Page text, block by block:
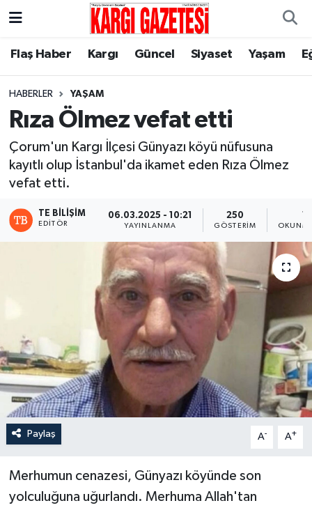
Flaş Haber Kargı Güncel Siyaset Yaşam
HABERLER YAŞAM
Rıza Ölmez vefat etti
Çorum'un Kargı İlçesi Günyazı köyü nüfusuna
kayıtlı olup İstanbul'da ikamet eden Rıza Ölmez
vefat etti.
TE BILIŞIM
EDITÖR
06.03.2025 - 10:21
YAYINLANMA
250
GÖSTERIM
1
Paylaş A- A+
Merhumun cenazesi, Günyazı köyünde son
yolculuğuna uğurlandı. Merhuma Allah'tan
Flaş Haber
Kargı
Güncel
Siyaset
Nöbetçi Eczaneler
Hava Durumu
Çorum Namaz Vakitleri
Trafik Durumu
Son Dakika Haberleri
Haber Arşivi